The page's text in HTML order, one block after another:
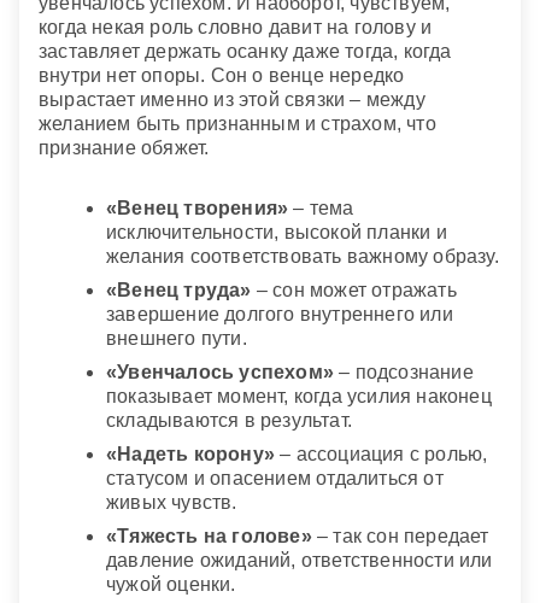
когда некая роль словно давит на голову и
заставляет держать осанку даже тогда, когда
внутри нет опоры. Сон о венце нередко
вырастает именно из этой связки – между
желанием быть признанным и страхом, что
признание обяжет.
«Венец творения» – тема
исключительности, высокой планки и
желания соответствовать важному образу.
«Венец труда» – сон может отражать
завершение долгого внутреннего или
внешнего пути.
«Увенчалось успехом» – подсознание
показывает момент, когда усилия наконец
складываются в результат.
«Надеть корону» – ассоциация с ролью,
статусом и опасением отдалиться от
живых чувств.
«Тяжесть на голове»– так сон передает
давление ожиданий, ответственности или
чужой оценки.